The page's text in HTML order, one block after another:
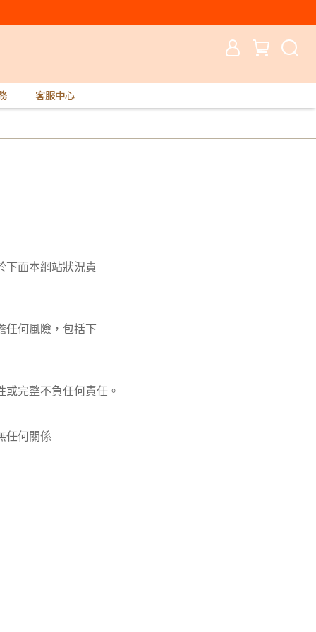
客服中心
下面本網站狀況責
任何風險，包括下
完整不負任何責任。
任何關係